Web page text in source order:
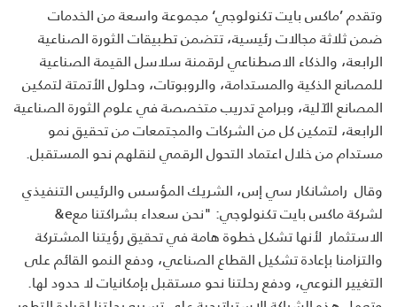
وتقدم ’ماكس بايت تكنولوجي‘ مجموعة واسعة من الخدمات
ضمن ثلاثة مجالات رئيسية، تتضمن تطبيقات الثورة الصناعية
الرابعة، والذكاء الاصطناعي لرقمنة سلاسل القيمة الصناعية
للمصانع الذكية والمستدامة، والروبوتات، وحلول الأتمتة لتمكين
المصانع الآلية، وبرامج تدريب متخصصة في علوم الثورة الصناعية
الرابعة، لتمكين كل من الشركات والمجتمعات من تحقيق نمو
مستدام من خلال اعتماد التحول الرقمي لنقلهم نحو المستقبل.
وقال رامشانكار سي إس، الشريك المؤسس والرئيس التنفيذي
لشركة ماكس بايت تكنولوجي: "نحن سعداء بشراكتنا مع&e
الاستثمار لأنها تشكل خطوة هامة في تحقيق رؤيتنا المشتركة
والتزامنا بإعادة تشكيل القطاع الصناعي، ودفع النمو القائم على
التغيير النوعي، ودفع رحلتنا نحو مستقبل بإمكانيات لا حدود لها.